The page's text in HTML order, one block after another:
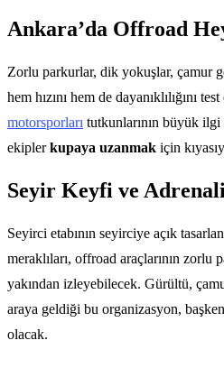
Ankara’da Offroad
Zorlu parkurlar, dik yokuşlar, çamur
hem hızını hem de dayanıklılığını
motorsporları tutkunlarının büyük ilgi
ekiplerkupaya uzanmak için
Seyir Keyfi ve
Seyirci etabının seyirciye açık
meraklıları, offroad araçlarının zorlu
yakından izleyebilecek. Gürültü,
araya geldiği bu organizasyon,
olacak.